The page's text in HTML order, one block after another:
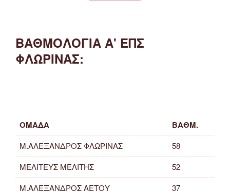
ΒΑΘΜΟΛΟΓΙΑ Α' ΕΠΣ
ΦΛΩΡΙΝΑΣ:
ΟΜΑΔΑ ΒΑΘΜ.
Μ.ΑΛΕΞΑΝΔΡΟΣ ΦΛΩΡΙΝΑΣ
58
ΜΕΛΙΤΕΥΣ ΜΕΛΙΤΗΣ
52
Μ.ΑΛΕΞΑΝΔΡΟΣ ΑΕΤΟΥ
37